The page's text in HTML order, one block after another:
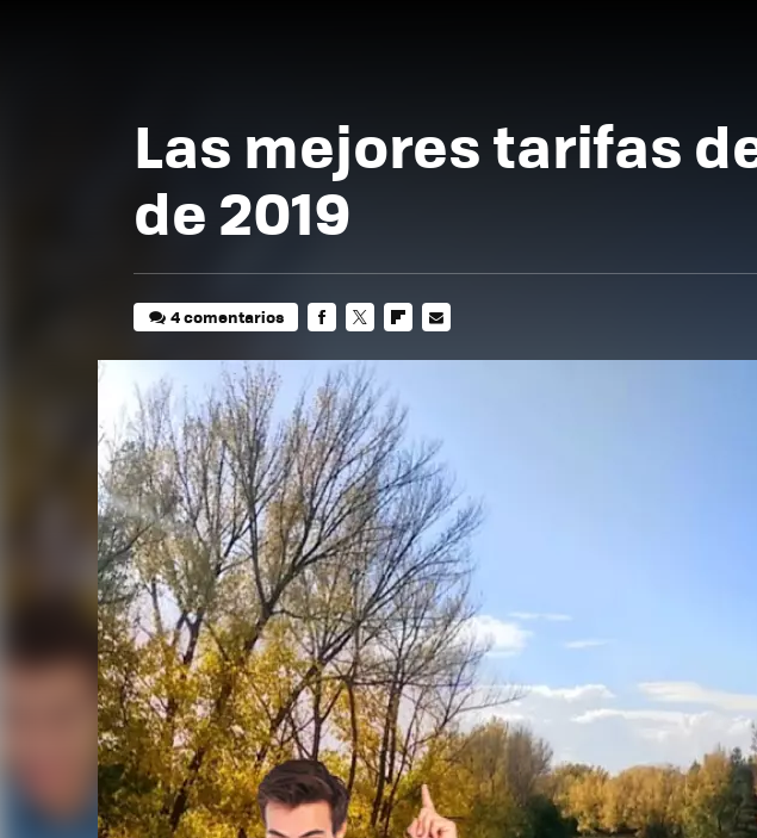
Las mejores tarifas
de 2019
4 comentarios